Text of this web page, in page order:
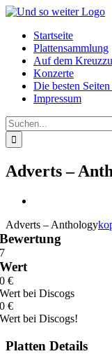
Zum
springenStartseite
Plattensammlung
Auf dem
Konzerte
Die besten
Impressum
Suche
nach:
Adverts –
Image
Adverts – Anthology
Bewertung
7
Wert
0 €
Wert bei Discogs
0 €
Wert bei Discogs!
Platten Details